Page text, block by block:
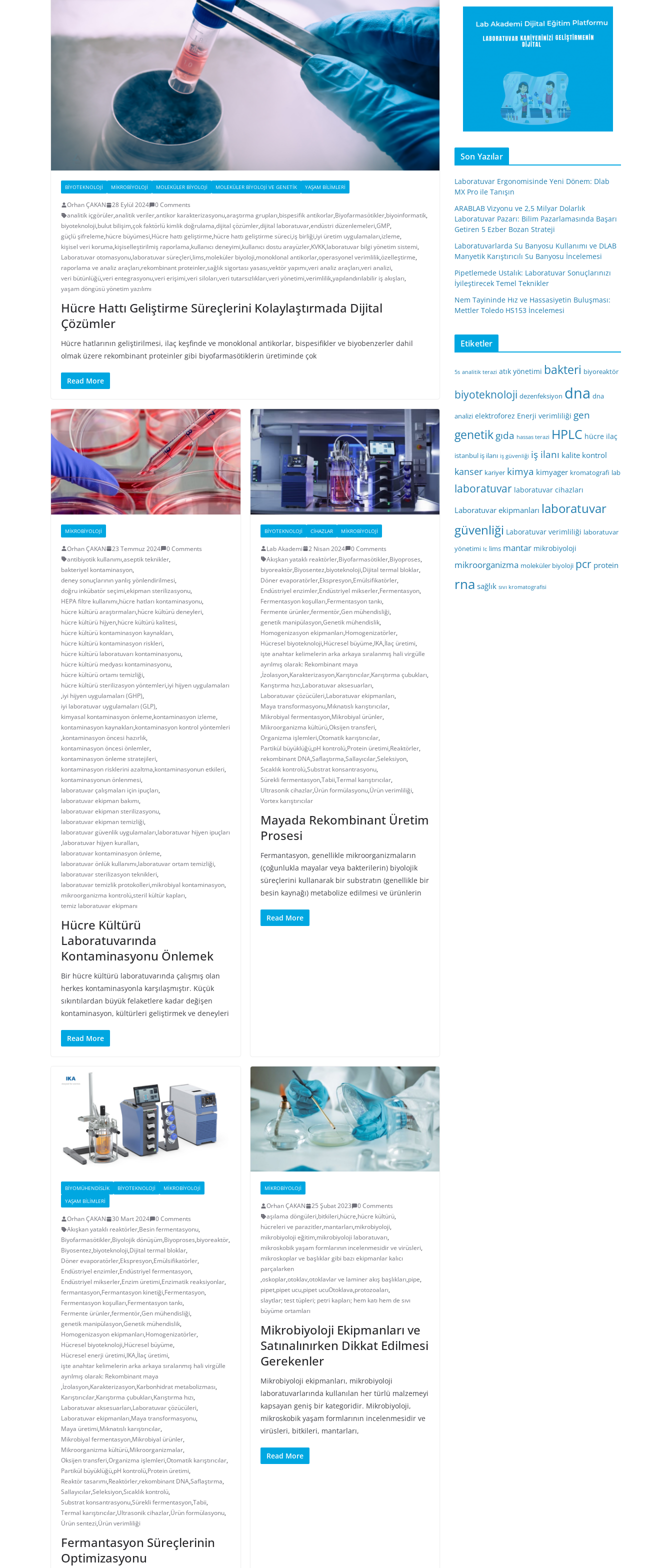
BIYOTEKNOLOJI MIKROBIYOLOJI MOLEKÜLER BIYOLOJI MOLEKÜLER BIYOLOJI VE GENETIK YAŞAM BILIMLERI
Orhan ÇAKAN 28 Eylül 2024
0 Comments
analitik içgörüler,analitik veriler,antikor karakterizasyonu,araştırma grupları,bispesifik antikorlar,Biyofarmasötikler,biyoinformatik,
biyoteknoloji,bulut bilişim,çok faktörlü kimlik doğrulama,dijital çözümler,dijital laboratuvar,endüstri düzenlemeleri,GMP,
güçlü şifreleme,hücre büyümesi,Hücre hattı geliştirme,hücre hattı geliştirme süreci,iş birliği,iyi üretim uygulamaları,izleme,
kişisel veri koruma,kişiselleştirilmiş raporlama,kullanıcı deneyimi,kullanıcı dostu arayüzler,KVKK,laboratuvar bilgi yönetim sistemi,
Laboratuvar otomasyonu,laboratuvar süreçleri,lims,moleküler biyoloji,monoklonal antikorlar,operasyonel verimlilik,özelleştirme,
raporlama ve analiz araçları,rekombinant proteinler,sağlık sigortası yasası,vektör yapımı,veri analiz araçları,veri analizi,
veri bütünlüğü,veri entegrasyonu,veri erişimi,veri siloları,veri tutarsızlıkları,veri yönetimi,verimlilik,yapılandırılabilir iş akışları,
yaşam döngüsü yönetim yazılımı
Hücre Hattı Geliştirme Süreçlerini Kolaylaştırmada Dijital
Çözümler
Hücre hatlarının geliştirilmesi, ilaç keşfinde ve monoklonal antikorlar, bispesifikler ve biyobenzerler dahil
olmak üzere rekombinant proteinler gibi biyofarmasötiklerin üretiminde çok
Read More
MIKROBIYOLOJI
Orhan ÇAKAN 23 Temmuz 2024
0 Comments
antibiyotik kullanımı,aseptik teknikler,
bakteriyel kontaminasyon,
deney sonuçlarının yanlış yönlendirilmesi,
doğru inkübatör seçimi,ekipman sterilizasyonu,
HEPA filtre kullanımı,hücre hatları kontaminasyonu,
hücre kültürü araştırmaları,hücre kültürü deneyleri,
hücre kültürü hijyen,hücre kültürü kalitesi,
hücre kültürü kontaminasyon kaynakları,
hücre kültürü kontaminasyon riskleri,
hücre kültürü laboratuvarı kontaminasyonu,
hücre kültürü medyası kontaminasyonu,
hücre kültürü ortamı temizliği,
hücre kültürü sterilizasyon yöntemleri,iyi hijyen uygulamaları
,iyi hijyen uygulamaları (GHP),
iyi laboratuvar uygulamaları (GLP),
kimyasal kontaminasyon önleme,kontaminasyon izleme,
kontaminasyon kaynakları,kontaminasyon kontrol yöntemleri
,kontaminasyon öncesi hazırlık,
kontaminasyon öncesi önlemler,
kontaminasyon önleme stratejileri,
kontaminasyon risklerini azaltma,kontaminasyonun etkileri,
kontaminasyonun önlenmesi,
laboratuvar çalışmaları için ipuçları,
laboratuvar ekipman bakımı,
laboratuvar ekipman sterilizasyonu,
laboratuvar ekipman temizliği,
laboratuvar güvenlik uygulamaları,laboratuvar hijyen ipuçları
,laboratuvar hijyen kuralları,
laboratuvar kontaminasyon önleme,
laboratuvar önlük kullanımı,laboratuvar ortam temizliği,
laboratuvar sterilizasyon teknikleri,
laboratuvar temizlik protokolleri,mikrobiyal kontaminasyon,
mikroorganizma kontrolü,steril kültür kapları,
temiz laboratuvar ekipmanı
Hücre Kültürü
Laboratuvarında
Kontaminasyonu Önlemek
Bir hücre kültürü laboratuvarında çalışmış olan
herkes kontaminasyonla karşılaşmıştır. Küçük
sıkıntılardan büyük felaketlere kadar değişen
kontaminasyon, kültürleri geliştirmek ve deneyleri
Read More
BIYOTEKNOLOJI CIHAZLAR MIKROBIYOLOJI
Lab Akademi 2 Nisan 2024
0 Comments
Akışkan yataklı reaktörler,Biyofarmasötikler,Biyoproses,
biyoreaktör,Biyosentez,biyoteknoloji,Dijital termal bloklar,
Döner evaporatörler,Ekspresyon,Emülsifikatörler,
Endüstriyel enzimler,Endüstriyel mikserler,Fermentasyon,
Fermentasyon koşulları,Fermentasyon tankı,
Fermente ürünler,fermentör,Gen mühendisliği,
genetik manipülasyon,Genetik mühendislik,
Homogenizasyon ekipmanları,Homogenizatörler,
Hücresel biyoteknoloji,Hücresel büyüme,IKA,İlaç üretimi,
işte anahtar kelimelerin arka arkaya sıralanmış hali virgülle
ayrılmış olarak: Rekombinant maya
,İzolasyon,Karakterizasyon,Karıştırıcılar,Karıştırma çubukları,
Karıştırma hızı,Laboratuvar aksesuarları,
Laboratuvar çözücüleri,Laboratuvar ekipmanları,
Maya transformasyonu,Mıknatıslı karıştırıcılar,
Mikrobiyal fermentasyon,Mikrobiyal ürünler,
Mikroorganizma kültürü,Oksijen transferi,
Organizma işlemleri,Otomatik karıştırıcılar,
Partikül büyüklüğü,pH kontrolü,Protein üretimi,Reaktörler,
rekombinant DNA,Saflaştırma,Sallayıcılar,Seleksiyon,
Sıcaklık kontrolü,Substrat konsantrasyonu,
Sürekli fermentasyon,Tabii,Termal karıştırıcılar,
Ultrasonik cihazlar,Ürün formülasyonu,Ürün verimliliği,
Vortex karıştırıcılar
Mayada Rekombinant Üretim
Prosesi
Fermantasyon, genellikle mikroorganizmaların
(çoğunlukla mayalar veya bakterilerin) biyolojik
süreçlerini kullanarak bir substratın (genellikle bir
besin kaynağı) metabolize edilmesi ve ürünlerin
Read More
BIYOMÜHENDISLIK BIYOTEKNOLOJI
MIKROBIYOLOJI
YAŞAM BILIMLERI
Orhan ÇAKAN 30 Mart 2024
0 Comments
Akışkan yataklı reaktörler,Besin fermentasyonu,
Biyofarmasötikler,Biyolojik dönüşüm,Biyoproses,biyoreaktör,
Biyosentez,biyoteknoloji,Dijital termal bloklar,
Döner evaporatörler,Ekspresyon,Emülsifikatörler,
Endüstriyel enzimler,Endüstriyel fermentasyon,
Endüstriyel mikserler,Enzim üretimi,Enzimatik reaksiyonlar,
fermantasyon,Fermantasyon kinetiği,Fermentasyon,
Fermentasyon koşulları,Fermentasyon tankı,
Fermente ürünler,fermentör,Gen mühendisliği,
genetik manipülasyon,Genetik mühendislik,
Homogenizasyon ekipmanları,Homogenizatörler,
Hücresel biyoteknoloji,Hücresel büyüme,
Hücresel enerji üretimi,IKA,İlaç üretimi,
işte anahtar kelimelerin arka arkaya sıralanmış hali virgülle
ayrılmış olarak: Rekombinant maya
,İzolasyon,Karakterizasyon,Karbonhidrat metabolizması,
Karıştırıcılar,Karıştırma çubukları,Karıştırma hızı,
Laboratuvar aksesuarları,Laboratuvar çözücüleri,
Laboratuvar ekipmanları,Maya transformasyonu,
Maya üretimi,Mıknatıslı karıştırıcılar,
Mikrobiyal fermentasyon,Mikrobiyal ürünler,
Mikroorganizma kültürü,Mikroorganizmalar,
Oksijen transferi,Organizma işlemleri,Otomatik karıştırıcılar,
Partikül büyüklüğü,pH kontrolü,Protein üretimi,
Reaktör tasarımı,Reaktörler,rekombinant DNA,Saflaştırma,
Sallayıcılar,Seleksiyon,Sıcaklık kontrolü,
Substrat konsantrasyonu,Sürekli fermentasyon,Tabii,
Termal karıştırıcılar,Ultrasonik cihazlar,Ürün formülasyonu,
Ürün sentezi,Ürün verimliliği
Fermantasyon Süreçlerinin
Optimizasyonu
MIKROBIYOLOJI
Orhan ÇAKAN 25 Şubat 2023
0 Comments
aşılama döngüleri,bitkileri,hücre,hücre kültürü,
hücreleri ve parazitler,mantarları,mikrobiyoloji,
mikrobiyoloji eğitim,mikrobiyoloji laboratuvarı,
mikroskobik yaşam formlarının incelenmesidir ve virüsleri,
mikroskoplar ve başlıklar gibi bazı ekipmanlar kalıcı
parçalarken
,oskoplar,otoklav,otoklavlar ve laminer akış başlıkları,pipe,
pipet,pipet ucu,pipet ucuOtoklava,protozoaları,
slaytlar; test tüpleri; petri kapları; hem katı hem de sıvı
büyüme ortamları
Mikrobiyoloji Ekipmanları ve
Satınalınırken Dikkat Edilmesi
Gerekenler
Mikrobiyoloji ekipmanları, mikrobiyoloji
laboratuvarlarında kullanılan her türlü malzemeyi
kapsayan geniş bir kategoridir. Mikrobiyoloji,
mikroskobik yaşam formlarının incelenmesidir ve
virüsleri, bitkileri, mantarları,
Read More
Son Yazılar
Laboratuvar Ergonomisinde Yeni Dönem: Dlab
MX Pro ile Tanışın
ARABLAB Vizyonu ve 2,5 Milyar Dolarlık
Laboratuvar Pazarı: Bilim Pazarlamasında Başarı
Getiren 5 Ezber Bozan Strateji
Laboratuvarlarda Su Banyosu Kullanımı ve DLAB
Manyetik Karıştırıcılı Su Banyosu İncelemesi
Pipetlemede Ustalık: Laboratuvar Sonuçlarınızı
İyileştirecek Temel Teknikler
Nem Tayininde Hız ve Hassasiyetin Buluşması:
Mettler Toledo HS153 İncelemesi
Etiketler
5s analitik terazi atık yönetimi bakteri biyoreaktör
biyoteknoloji dezenfeksiyon dna dna
analizi elektroforez Enerji verimliliği gen
genetikgıda hassas terazi HPLC hücre ilaç
istanbul iş ilanı iş güvenliği iş ilanı kalite kontrol
kanser kariyer kimya kimyager kromatografi lab
laboratuvar laboratuvar cihazları
Laboratuvar ekipmanları laboratuvar
güvenliği Laboratuvar verimliliği laboratuvar
yönetimi lc lims mantar mikrobiyoloji
mikroorganizma moleküler biyoloji pcr protein
rna sağlık sıvı kromatografisi